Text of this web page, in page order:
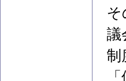
そ
議
制